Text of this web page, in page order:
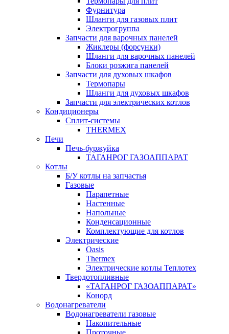
Фурнитура
Шланги для газовых плит
Электрогруппа
Запчасти для варочных панелей
Жиклеры (форсунки)
Шланги для варочных панелей
Блоки розжига панелей
Запчасти для духовых шкафов
Термопары
Шланги для духовых шкафов
Запчасти для электрических котлов
Кондиционеры
Сплит-системы
THERMEX
Печи
Печь-буржуйка
ТАГАНРОГ ГАЗОАППАРАТ
Котлы
Б/У котлы на запчастья
Газовые
Парапетные
Настенные
Напольные
Конденсационные
Комплектующие для котлов
Электрические
Oasis
Thermex
Электрические котлы Теплотех
Твердотопливные
«ТАГАНРОГ ГАЗОАППАРАТ»
Конорд
Водонагреватели
Водонагреватели газовые
Накопительные
Проточные